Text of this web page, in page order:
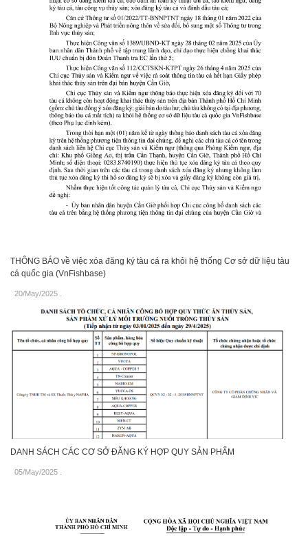
THÔNG BÁO về việc xóa đăng ký tàu cá ra khỏi hệ thống Cơ sở dữ liệu tàu
cá quốc gia (VnFishbase)
20/May/2025
DANH SÁCH CÁC CƠ SỞ ĐĂNG KÝ HỢP QUY SẢN PHẨM
05/May/2025